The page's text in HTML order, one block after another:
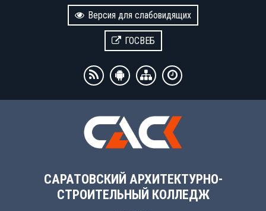
Версия для слабовидящих
ГОСВЕБ
САРАТОВСКИЙ АРХИТЕКТУРНО-
СТРОИТЕЛЬНЫЙ КОЛЛЕДЖ